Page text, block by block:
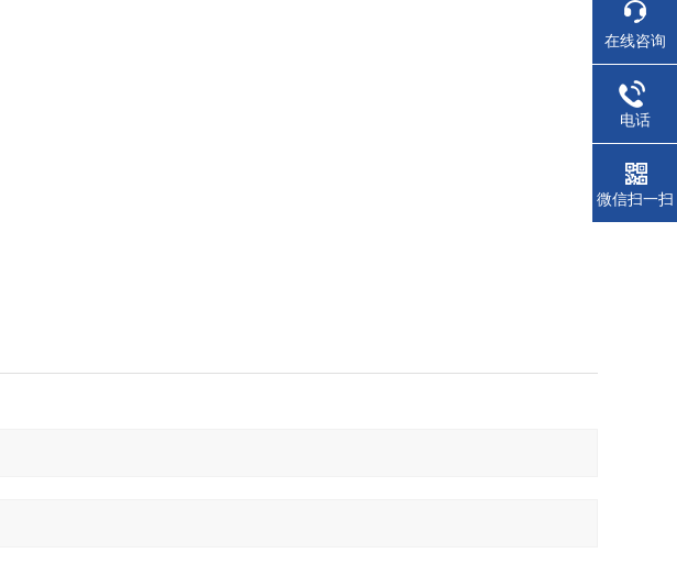
在线咨询
电话
微信扫一扫